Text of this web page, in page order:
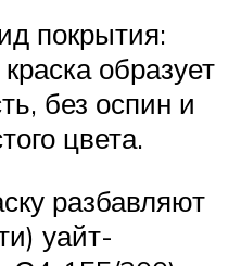
покрытия:
образует
без оспин и
цвета.
разбавляют
уайт-